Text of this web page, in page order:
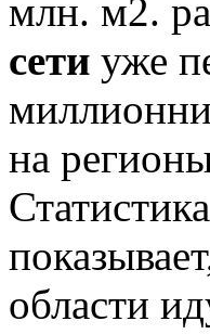
млн. м2.
сети уже
на
области